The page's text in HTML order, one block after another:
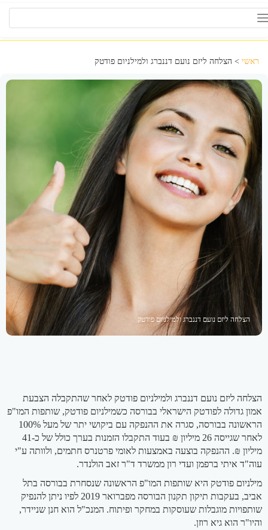
ראשי > הצלחה ליזם נועם דננברג ולמילניום פודטק
הצלחה ליזם נועם דננברג ולמילניום פודטק
הצלחה ליזם נועם דננברג ולמילניום פודטק לאחר שהתקבלה הצבעת
אמון גדולה לפודטק הישראלי בבורסה כשמילניום פודטק, שותפות המו"פ
הראשונה בבורסה, סגרה את ההנפקה עם ביקושי יתר של מעל 100%
לאחר שגייסה 26 מיליון ₪ בעוד התקבלו הזמנות בערך כולל של כ-41
מיליון ₪. ההנפקה בוצעה באמצעות לאומי פרטנרס חתמים, ולוותה ע"י
עוה"ד איתי ברפמן ועדי רון ממשרד ד"ר זאב הולנדר.
מילניום פודטק היא שותפות המו"פ הראשונה שנסחרת בבורסה בתל
אביב, בעקבות תיקון תקנון הבורסה מפברואר 2019 לפיו ניתן להנפיק
שותפויות מוגבלות שעוסקות במחקר ופיתוח. המנכ"ל הוא חנן שניידר,
והיו"ר הוא גיא רוזן.